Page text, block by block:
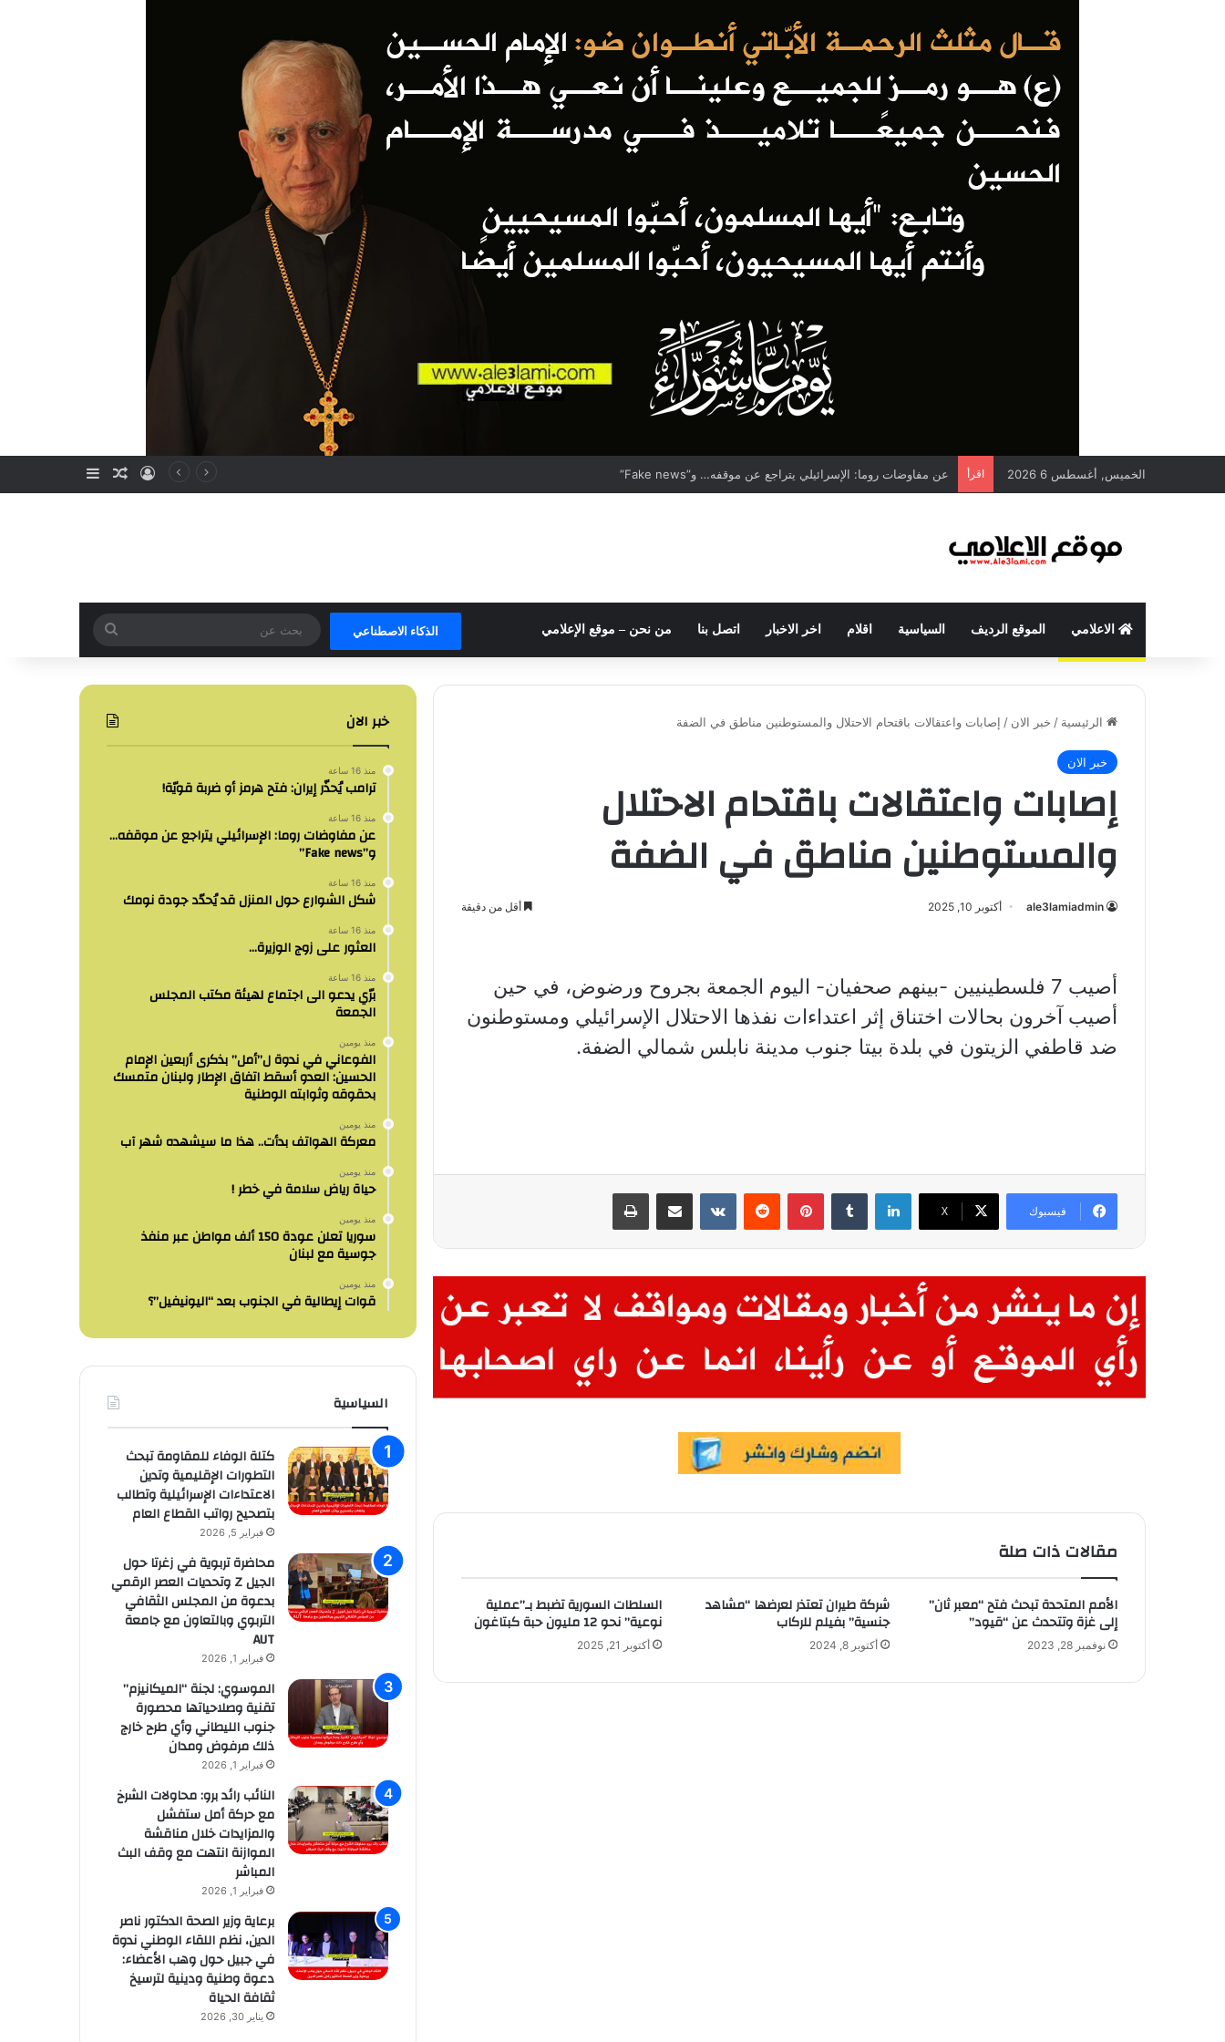
الخميس, أغسطس 6 2026 اقرأ عن مفاوضات روما: الإسرائيلي يتراجع عن موقفه… و”Fake news” تسجيل الدخول
مقال عشوائي
إضافة عمود
الاعلامي الموقع الرديف السياسية اقلام اخر الاخبار اتصل بنا من نحن – موقع الإعلامي الذكاء الاصطناعي
بحث
عن
الرئيسية / خبر الان / إصابات واعتقالات باقتحام الاحتلال والمستوطنين مناطق في الضفة
خبر الان
إصابات واعتقالات باقتحام الاحتلال
والمستوطنين مناطق في الضفة
ale3lamiadmin أكتوبر 10, 2025 أقل من دقيقة
أصيب 7 فلسطينيين -بينهم صحفيان- اليوم الجمعة بجروح ورضوض، في حين
أصيب آخرون بحالات اختناق إثر اعتداءات نفذها الاحتلال الإسرائيلي ومستوطنون
ضد قاطفي الزيتون في بلدة بيتا جنوب مدينة نابلس شمالي الضفة.
فيسبوك X
لينكدإن بينتيريست مشاركة عبر البريد طباعة
مقالات ذات صلة
الأمم المتحدة تبحث فتح “معبر ثان”
إلى غزة وتتحدث عن “قيود”
نوفمبر 28, 2023
شركة طيران تعتذر لعرضها “مشاهد
جنسية” بفيلم للركاب
أكتوبر 8, 2024
السلطات السورية تضبط بـ”عملية
نوعية” نحو 12 مليون حبة كبتاغون
أكتوبر 21, 2025
خبر الان
منذ 16 ساعة
ترامب يُحذّر إيران: فتح هرمز أو ضربة قويّة!
منذ 16 ساعة
عن مفاوضات روما: الإسرائيلي يتراجع عن موقفه…
و”Fake news”
منذ 16 ساعة
شكل الشوارع حول المنزل قد يُحدّد جودة نومك
منذ 16 ساعة
العثور على زوج الوزيرة…
منذ 16 ساعة
برّي يدعو الى اجتماع لهيئة مكتب المجلس
الجمعة
منذ يومين
الفوعاني في ندوة ل”أمل” بذكرى أربعين الإمام
الحسين: العدو أسقط اتفاق الإطار ولبنان متمسك
بحقوقه وثوابته الوطنية
منذ يومين
معركة الهواتف بدأت.. هذا ما سيشهده شهر آب
منذ يومين
حياة رياض سلامة في خطر !
منذ يومين
سوريا تعلن عودة 150 ألف مواطن عبر منفذ
جوسية مع لبنان
منذ يومين
قوات إيطالية في الجنوب بعد “اليونيفيل”؟
السياسية
كتلة الوفاء للمقاومة تبحث
التطورات الإقليمية وتدين
الاعتداءات الإسرائيلية وتطالب
بتصحيح رواتب القطاع العام
فبراير 5, 2026
محاضرة تربوية في زغرتا حول
الجيل Z وتحديات العصر الرقمي
بدعوة من المجلس الثقافي
التربوي وبالتعاون مع جامعة
AUT
فبراير 1, 2026
الموسوي: لجنة “الميكانيزم”
تقنية وصلاحياتها محصورة
جنوب الليطاني وأي طرح خارج
ذلك مرفوض ومدان
فبراير 1, 2026
النائب رائد برو: محاولات الشرخ
مع حركة أمل ستفشل
والمزايدات خلال مناقشة
الموازنة انتهت مع وقف البث
المباشر
فبراير 1, 2026
برعاية وزير الصحة الدكتور ناصر
الدين، نظم اللقاء الوطني ندوة
في جبيل حول وهب الأعضاء:
دعوة وطنية ودينية لترسيخ
ثقافة الحياة
يناير 30, 2026